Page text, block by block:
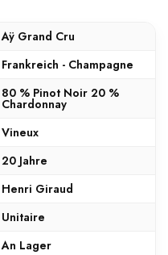
Aÿ Grand Cru
Frankreich - Champagne
80 % Pinot Noir 20 %
Chardonnay
Vineux
20 Jahre
Henri Giraud
Unitaire
An Lager